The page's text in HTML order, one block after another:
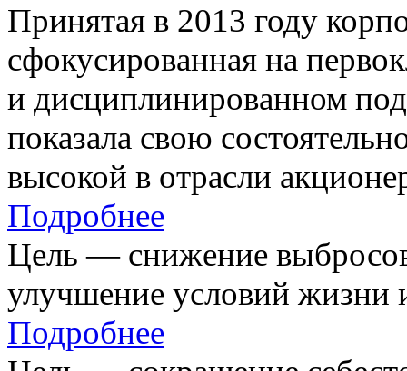
Принятая в 2013 году
сфокусированная на
и дисциплинированном
показала свою
высокой в отрасли
Подробнее
Цель — снижение
улучшение условий жизни
Подробнее